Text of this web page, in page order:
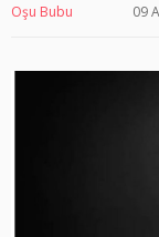
Oşu Bubu 09